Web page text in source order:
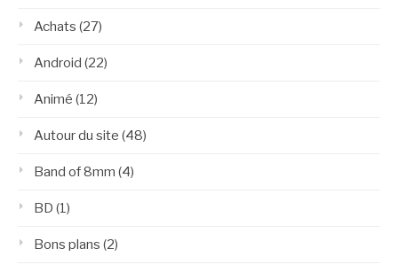
Achats (27)
Android (22)
Animé (12)
Autour du site (48)
Band of 8mm (4)
BD (1)
Bons plans (2)